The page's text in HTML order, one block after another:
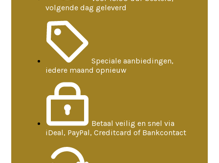
volgende dag geleverd
Speciale aanbiedingen,
iedere maand opnieuw
Betaal veilig en snel via
iDeal, PayPal, Creditcard of Bankcontact